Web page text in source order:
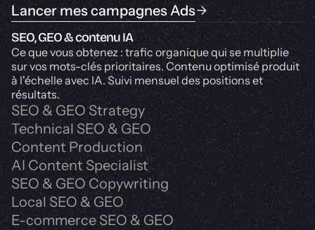
Lancer mes campagnes Ads
SEO, GEO & contenu IA
Ce que vous obtenez : trafic organique qui se multiplie
sur vos mots-clés prioritaires. Contenu optimisé produit
à l'échelle avec IA. Suivi mensuel des positions et
résultats.
SEO & GEO Strategy
Technical SEO & GEO
Content Production
AI Content Specialist
SEO & GEO Copywriting
Local SEO & GEO
E-commerce SEO & GEO